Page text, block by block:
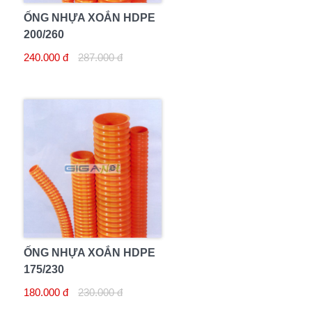
ỐNG NHỰA XOẮN HDPE
200/260
240.000 đ
287.000 đ
ỐNG NHỰA XOẮN HDPE
175/230
180.000 đ
230.000 đ